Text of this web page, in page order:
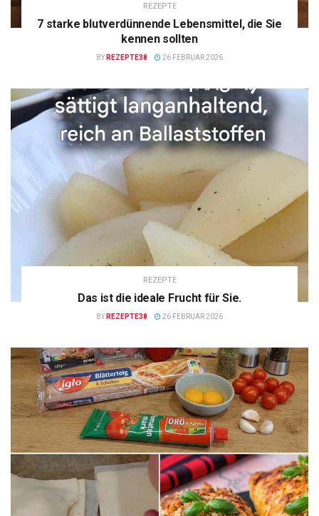
REZEPTE
7 starke blutverdünnende Lebensmittel, die Sie
kennen sollten
BY REZEPTE38 26 FEBRUAR 2026
REZEPTE
Das ist die ideale Frucht für Sie.
BY REZEPTE38 26 FEBRUAR 2026